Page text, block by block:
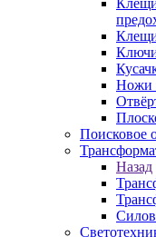
Ножи
Поисковое
Назад